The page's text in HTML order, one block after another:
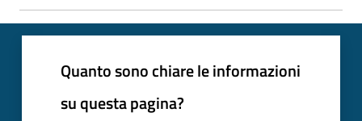
Quanto sono chiare le informazioni
su questa pagina?